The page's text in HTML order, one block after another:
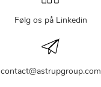
Følg os på Linkedin
contact@astrupgroup.com